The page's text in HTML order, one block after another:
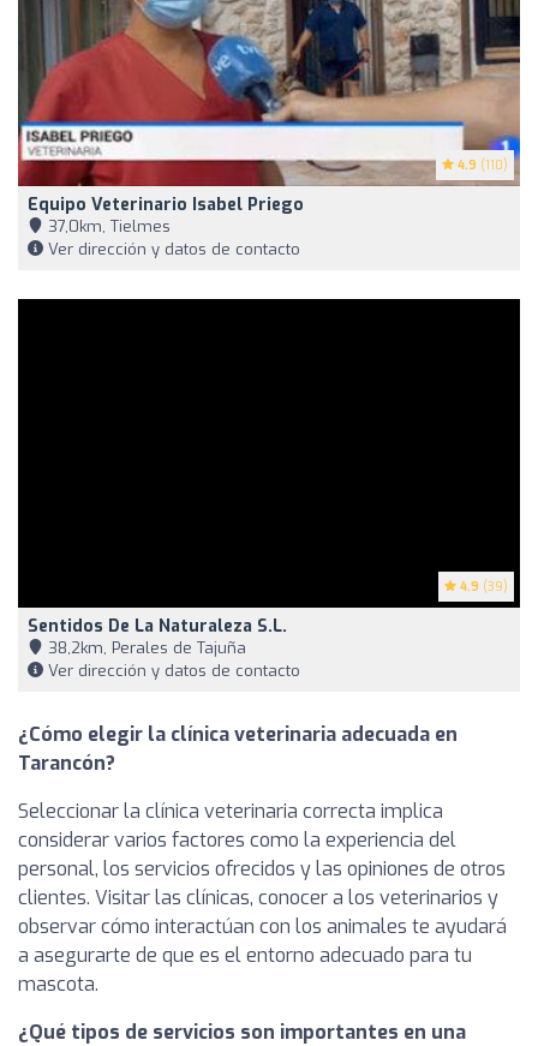
4.9 (110)
Equipo Veterinario Isabel Priego
37,0km, Tielmes
Ver dirección y datos de contacto
4.9 (39)
Sentidos De La Naturaleza S.L.
38,2km, Perales de Tajuña
Ver dirección y datos de contacto
¿Cómo elegir la clínica veterinaria adecuada en
Tarancón?
Seleccionar la clínica veterinaria correcta implica
considerar varios factores como la experiencia del
personal, los servicios ofrecidos y las opiniones de otros
clientes. Visitar las clínicas, conocer a los veterinarios y
observar cómo interactúan con los animales te ayudará
a asegurarte de que es el entorno adecuado para tu
mascota.
¿Qué tipos de servicios son importantes en una